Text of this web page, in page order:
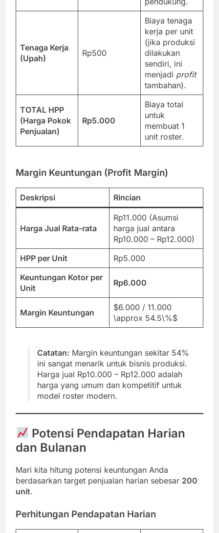
Tenaga Kerja
(Upah)
Rp500
Biaya tenaga
kerja per unit
(jika produksi
dilakukan
sendiri, ini
menjadi profit
tambahan).
TOTAL HPP
(Harga Pokok
Penjualan)
Rp5.000
Biaya total
untuk
membuat 1
unit roster.
Margin Keuntungan (Profit Margin)
Deskripsi Rincian
Harga Jual Rata-rata
Rp11.000 (Asumsi
harga jual antara
Rp10.000 – Rp12.000)
HPP per Unit
Rp5.000
Keuntungan Kotor per
Unit
Rp6.000
Margin Keuntungan
$6.000 / 11.000
\approx 54.5\%$
Catatan: Margin keuntungan sekitar 54%
ini sangat menarik untuk bisnis produksi.
Harga jual Rp10.000 – Rp12.000 adalah
harga yang umum dan kompetitif untuk
model roster modern.
Potensi Pendapatan Harian
dan Bulanan
Mari kita hitung potensi keuntungan Anda
berdasarkan target penjualan harian sebesar 200
unit.
Perhitungan Pendapatan Harian